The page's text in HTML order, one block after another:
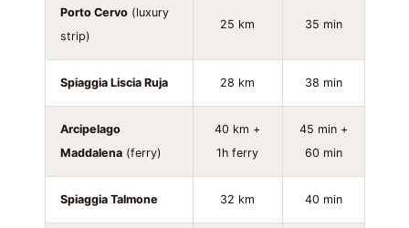
Porto Cervo(luxury
strip)
25 km 35 min
Spiaggia Liscia Ruja 28 km 38 min
Arcipelago
Maddalena(ferry)
40 km +
1h ferry
45 min +
60 min
Spiaggia Talmone 32 km 40 min